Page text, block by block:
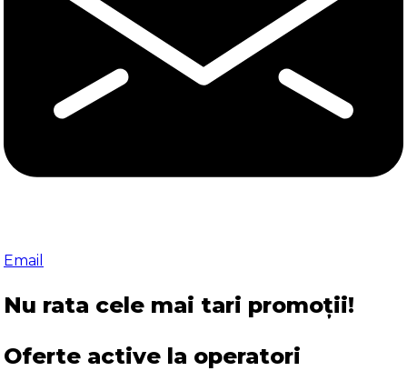
Email
Nu rata cele mai tari promoții!
Oferte active la operatori